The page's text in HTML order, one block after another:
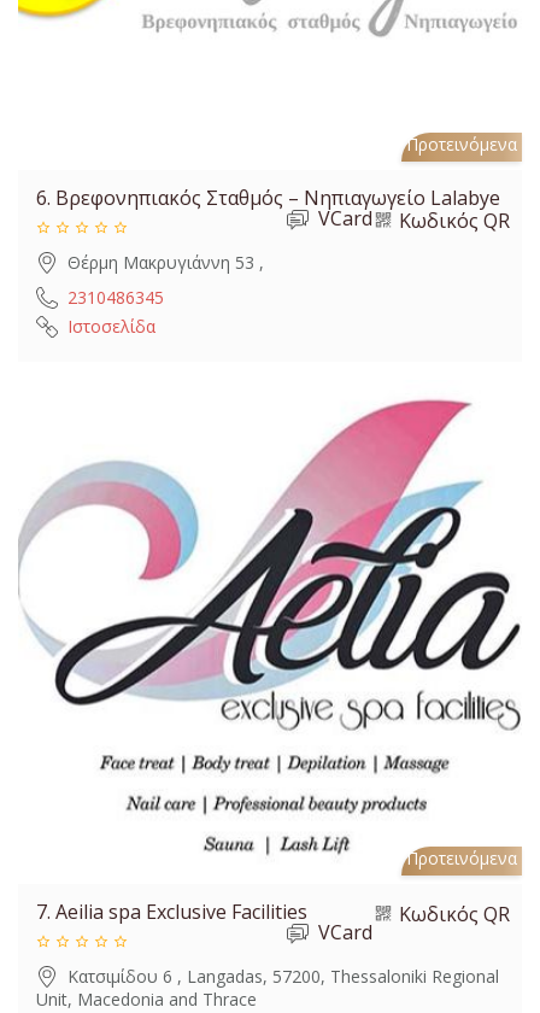
Προτεινόμενα
6. Βρεφονηπιακός Σταθμός – Νηπιαγωγείο Lalabye
Κωδικός QR
VCard
Θέρμη Μακρυγιάννη 53 ,
2310486345
Ιστοσελίδα
Προτεινόμενα
7. Aeilia spa Exclusive Facilities Κωδικός QR
VCard
Κατσιμίδου 6 , Langadas, 57200, Thessaloniki Regional
Unit, Macedonia and Thrace